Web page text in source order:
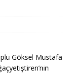
Göksel Mustafa